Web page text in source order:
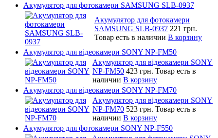
Акумулятор для фотокамери SAMSUNG SLB-0937
Акумулятор для фотокамери
SAMSUNG SLB-0937 221 грн.
Товар есть в наличии В корзину
Акумулятор для відеокамери SONY NP-FM50
Акумулятор для відеокамери SONY
NP-FM50 423 грн. Товар есть в
наличии В корзину
Акумулятор для відеокамери SONY NP-FM70
Акумулятор для відеокамери SONY
NP-FM70 523 грн. Товар есть в
наличии В корзину
Акумулятор для фотокамери SONY NP-F550